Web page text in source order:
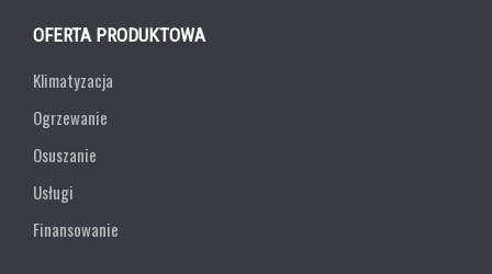
OFERTA PRODUKTOWA
Klimatyzacja
Ogrzewanie
Osuszanie
Usługi
Finansowanie